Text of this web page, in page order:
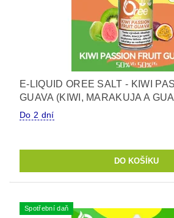
E-LIQUID OREE SALT - KIWI
GUAVA (KIWI, MARAKUJA A
Do 2 dní
Spotřební daň